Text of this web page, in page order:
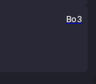
Bo3